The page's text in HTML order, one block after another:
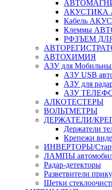
АКУСТИКА
Кабель
Клеммы
РФЗЪЕМ
АВТОХИМИЯ
АЗУ для
АЗУ USB
АЗУ для
АЗУ
АЛКОТЕСТЕРЫ
ВОЛЬТМЕТРЫ
ДЕРЖАТЕЛИ/
Держатели
Крепежи
ИНВЕРТОРЫ/
ЛАМПЫ
Радар-детекторы
Разветвители
Щетки